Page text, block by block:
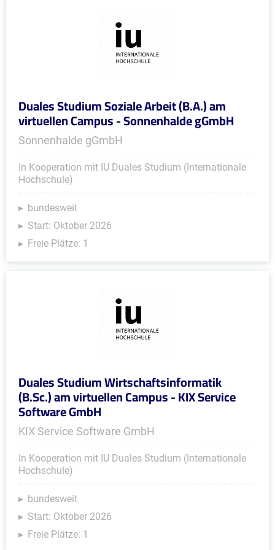
Duales Studium Soziale Arbeit (B.A.) am
virtuellen Campus - Sonnenhalde gGmbH
Sonnenhalde gGmbH
In Kooperation mit IU Duales Studium (Internationale
Hochschule)
bundesweit
Start: Oktober 2026
Freie Plätze: 1
Duales Studium Wirtschaftsinformatik
(B.Sc.) am virtuellen Campus - KIX Service
Software GmbH
KIX Service Software GmbH
In Kooperation mit IU Duales Studium (Internationale
Hochschule)
bundesweit
Start: Oktober 2026
Freie Plätze: 1